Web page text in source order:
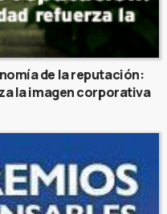
de la reputación:
la imagen corporativa